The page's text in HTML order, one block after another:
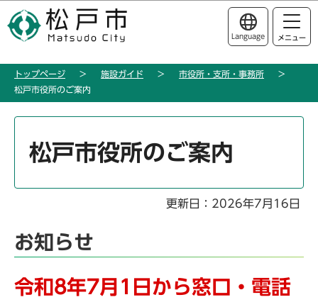
の
ー
このページの本文へ移動
Language メニュー
トップページ 施設ガイド
市役所・支所・事務所
松戸市役所のご案内
松戸市役所のご案内
更新日：2026年7月16日
お知らせ
令和8年7月1日から窓口・電話